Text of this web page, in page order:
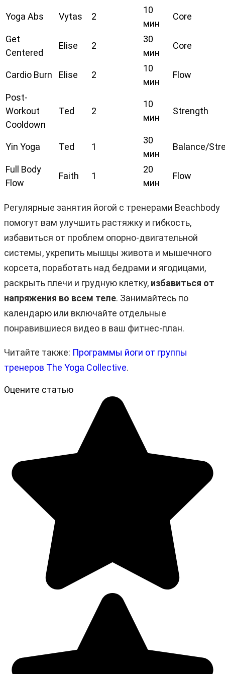
Yoga Abs Vytas 2
10
мин
Core
Get
Centered
Elise 2
30
мин
Core
Cardio Burn Elise 2
10
мин
Flow
Post-
Workout
Cooldown
Ted 2
10
мин
Strength
Yin Yoga Ted 1
30
мин
Balance/
Full Body
Flow
Faith 1
20
мин
Flow
Регулярные занятия йогой с тренерами Beachbody
помогут вам улучшить растяжку и гибкость,
избавиться от проблем опорно-двигательной
системы, укрепить мышцы живота и мышечного
корсета, поработать над бедрами и ягодицами,
раскрыть плечи и грудную клетку, избавиться от
напряжения во всем теле. Занимайтесь по
календарю или включайте отдельные
понравившиеся видео в ваш фитнес-план.
Читайте также: Программы йоги от группы
тренеров The Yoga Collective.
Оцените статью